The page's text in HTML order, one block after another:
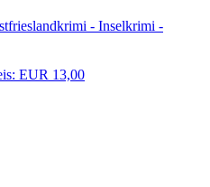
- Inselkrimi -
EUR 13,00